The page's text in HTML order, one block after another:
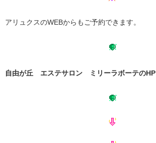
アリュクスのWEBからもご予約できます。
自由が丘 エステサロン ミリーラボーテのHP